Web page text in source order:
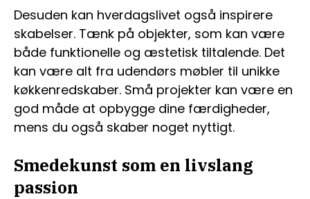
Desuden kan hverdagslivet også inspirere
skabelser. Tænk på objekter, som kan være
både funktionelle og æstetisk tiltalende. Det
kan være alt fra udendørs møbler til unikke
køkkenredskaber. Små projekter kan være en
god måde at opbygge dine færdigheder,
mens du også skaber noget nyttigt.
Smedekunst som en livslang
passion